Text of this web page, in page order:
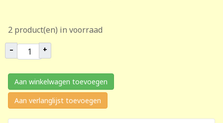
2 product(en) in voorraad
– +
Aan winkelwagen toevoegen
Aan verlanglijst toevoegen